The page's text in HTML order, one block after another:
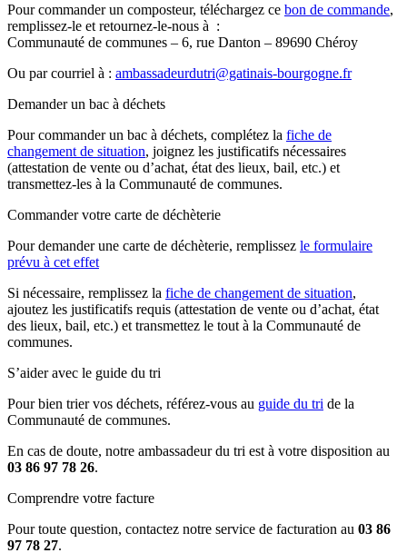
Pour commander un composteur, téléchargez ce bon de commande,
remplissez-le et retournez-le-nous à :
Communauté de communes – 6, rue Danton – 89690 Chéroy
Ou par courriel à : ambassadeurdutri@gatinais-bourgogne.fr
Demander un bac à déchets
Pour commander un bac à déchets, complétez la fiche de
changement de situation, joignez les justificatifs nécessaires
(attestation de vente ou d’achat, état des lieux, bail, etc.) et
transmettez-les à la Communauté de communes.
Commander votre carte de déchèterie
Pour demander une carte de déchèterie, remplissez le formulaire
prévu à cet effet
Si nécessaire, remplissez la fiche de changement de situation,
ajoutez les justificatifs requis (attestation de vente ou d’achat, état
des lieux, bail, etc.) et transmettez le tout à la Communauté de
communes.
S’aider avec le guide du tri
Pour bien trier vos déchets, référez-vous au guide du tri de la
Communauté de communes.
En cas de doute, notre ambassadeur du tri est à votre disposition au
03 86 97 78 26.
Comprendre votre facture
Pour toute question, contactez notre service de facturation au 03 86
97 78 27.